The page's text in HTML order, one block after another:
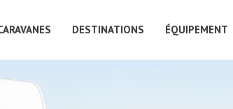
DESTINATIONS ÉQUIPEMENT